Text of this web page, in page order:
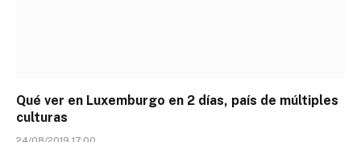
Qué ver en Luxemburgo en 2 días, país de múltiples
culturas